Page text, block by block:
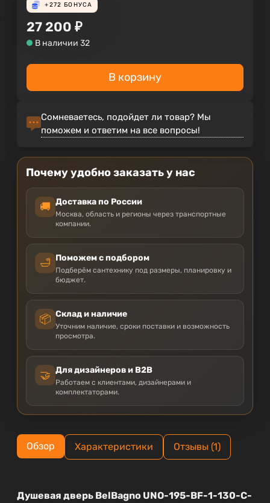
+272 БОНУСА
27 200 ₽
В наличии 32
В корзину
Сомневаетесь, подойдет ли товар? Мы
поможем и ответим на все вопросы!
Почему удобно заказать у нас
🚚 Доставка по России
Москва, область и регионы через транспортные
компании.
🛁 Поможем с подбором
Подберём сантехнику под размеры, планировку и
бюджет.
📦 Склад и наличие
Уточним наличие, сроки поставки и возможность
просмотра.
🤝 Для дизайнеров и B2B
Работаем с клиентами, дизайнерами и
комплектаторами.
Обзор Характеристики Отзывы (1)
Душевая дверь BelBagno UNO-195-BF-1-130-C-